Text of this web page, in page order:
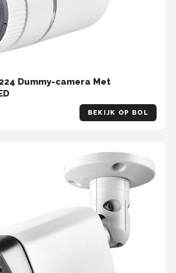
Dummy-camera Met
BEKIJK OP BOL